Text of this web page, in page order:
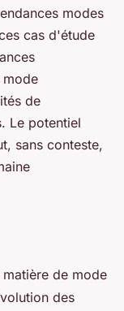
modes
cas d'étude
mode
de
Le potentiel
sans conteste,
matière de mode
des